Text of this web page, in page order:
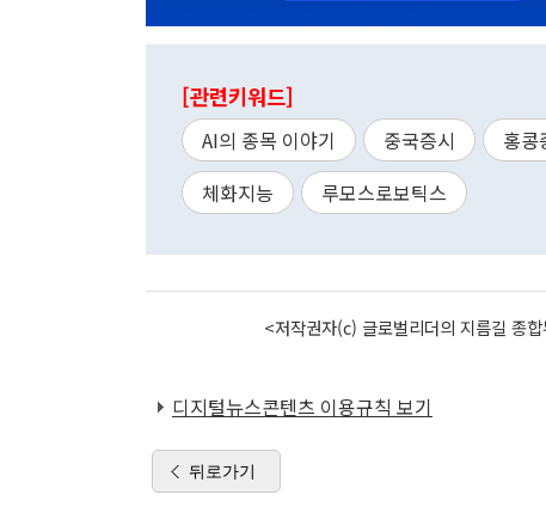
[관련키워드]
AI의 종목 이야기 중국증시 홍콩
체화지능
루모스로보틱스
<저작권자(c) 글로벌리더의 지름길 종
디지털뉴스콘텐츠 이용규칙 보기
뒤로가기